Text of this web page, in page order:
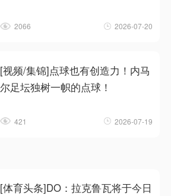
2066 2026-07-20
[视频/集锦]点球也有创造力！内马
尔足坛独树一帜的点球！
421 2026-07-19
[体育头条]DO：拉克鲁瓦将于今日